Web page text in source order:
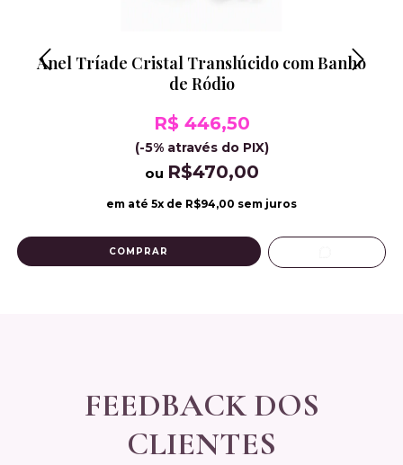
Anel Tríade Cristal Translúcido com Banho
de Ródio
R$ 446,50
(-5% através do PIX)
ou R$470,00
em até 5x de R$94,00 sem juros
COMPRAR
FEEDBACK DOS
CLIENTES